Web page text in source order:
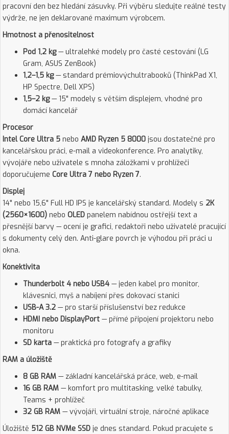
pracovní den bez hledání zásuvky. Při výběru sledujte reálné testy
výdrže, ne jen deklarované maximum výrobcem.
Hmotnost a přenositelnost
Pod 1,2 kg— ultralehké modely pro časté cestování (LG
Gram, ASUS ZenBook)
1,2–1,5 kg— standard prémiovýchultrabooků (ThinkPad X1,
HP Spectre, Dell XPS)
1,5–2 kg— 15" modely s větším displejem, vhodné pro
domácí kancelář
Procesor
Intel Core Ultra 5 nebo AMD Ryzen 5 8000 jsou dostatečné pro
kancelářskou práci, e-mail a videokonference. Pro analytiky,
vývojáře nebo uživatele s mnoha záložkami v prohlížeči
doporučujeme Core Ultra 7 nebo Ryzen 7.
Displej
14" nebo 15,6" Full HD IPS je kancelářský standard. Modely s 2K
(2560×1600) nebo OLED panelem nabídnou ostřejší text a
přesnější barvy — ocení je grafici, redaktoři nebo uživatelé pracující
s dokumenty celý den. Anti-glare povrch je výhodou při práci u
okna.
Konektivita
Thunderbolt 4 nebo USB4 — jeden kabel pro monitor,
klávesnici, myš a nabíjení přes dokovací stanici
USB-A 3.2 — pro starší příslušenství bez redukce
HDMI nebo DisplayPort — přímé připojení projektoru nebo
monitoru
SD karta — praktická pro fotografy a grafiky
RAM a úložiště
8 GB RAM — základní kancelářská práce, web, e-mail
16 GB RAM — komfort pro multitasking, velké tabulky,
Teams + prohlížeč
32 GB RAM — vývojáři, virtuální stroje, náročné aplikace
Úložiště 512 GB NVMe SSD je dnes standard. Pokud pracujete s